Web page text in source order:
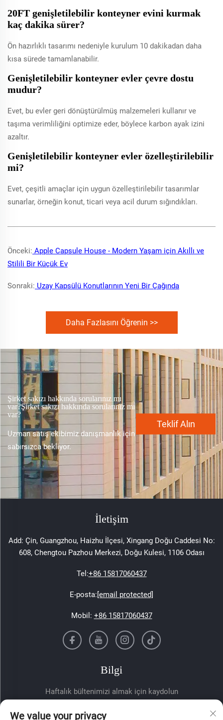
20FT genişletilebilir konteyner evini kurmak
kaç dakika sürer?
Ön hazırlıklı tasarımı nedeniyle kurulum 10 dakikadan daha
kısa sürede tamamlanabilir.
Genişletilebilir konteyner evler çevre dostu
mudur?
Evet, bu evler geri dönüştürülmüş malzemeleri kullanır ve
taşıma verimliliğini optimize eder, böylece karbon ayak izini
azaltır.
Genişletilebilir konteyner evler özelleştirilebilir
mi?
Evet, çeşitli amaçlar için uygun özelleştirilebilir tasarımlar
sunarlar, örneğin konut, ticari veya acil durum sığındıkları.
Önceki: Apple Capsule House - Modern Yaşam için Akıllı ve
Stilili Bir Küçük Ev
Sonraki: Uzay Kapsülü Konutlarının Yeni Bir Çağında
Daha Fazlasını Öğrenin >>
Şirket sakızı hakkında sorularınız mı
var?Şirket sakızı hakkında sorularınız mı
var?
Uzman satış ekibimiz danışmanlık için
sabırsızca bekliyor.
Teklif Alın
İletişim
Add: Çin, Guangzhou, Haizhu İlçesi, Xingang Doğu Caddesi No:
608, Chengtou Pazhou Merkezi, Doğu Kulesi, 1106 Odası
Tel:+86 15817060437
E-posta:[email protected]
Mobil: +86 15817060437
Bilgi
Haftalık bültenimizi almak için kaydolun
We value your privacy